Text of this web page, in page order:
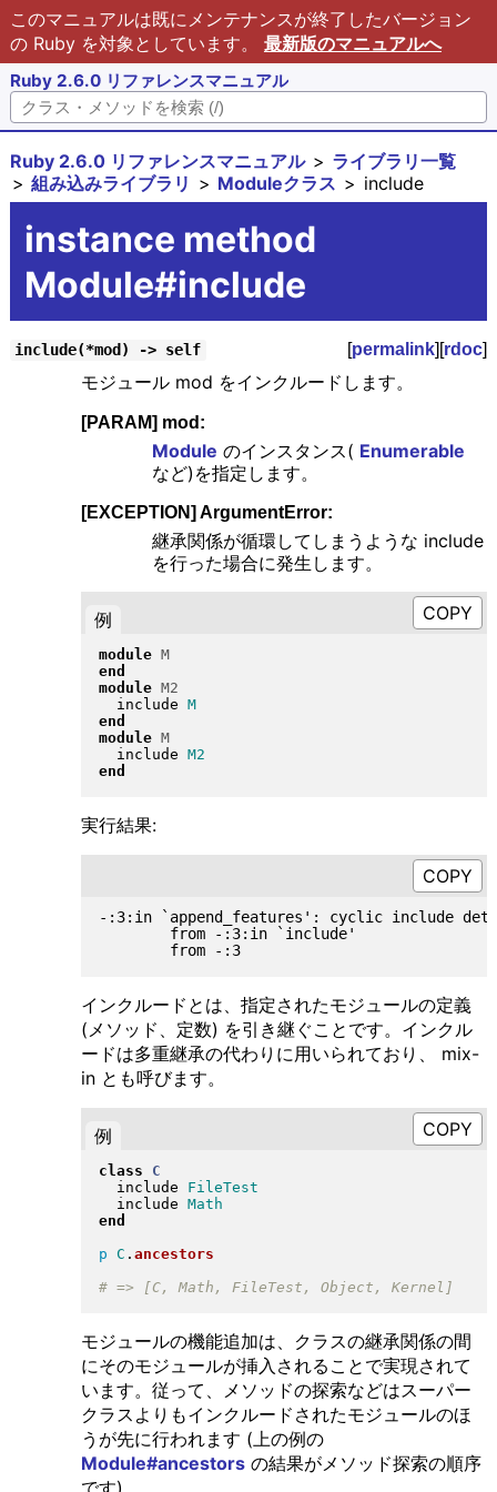
このマニュアルは既にメンテナンスが終了したバージョン
の Ruby を対象としています。 最新版のマニュアルへ
Ruby 2.6.0 リファレンスマニュアル
Ruby 2.6.0 リファレンスマニュアル
ライブラリ一覧
組み込みライブラリ
Moduleクラス include
instance method
Module#include
include(*mod) -> self [permalink][rdoc]
モジュール mod をインクルードします。
[PARAM] mod:
Module のインスタンス( Enumerable
など)を指定します。
[EXCEPTION] ArgumentError:
継承関係が循環してしまうような include
を行った場合に発生します。
例
module M
end
module M2
  include
M
end
module M
  include
M2
end
実行結果:
-:3:in `append_features': cyclic include
        from -:3:in `include'
        from -:3
インクルードとは、指定されたモジュールの定義
(メソッド、定数) を引き継ぐことです。インクル
ードは多重継承の代わりに用いられており、 mix-
in とも呼びます。
例
class
C
  include
FileTest
  include
Math
end
p C . ancestors
モジュールの機能追加は、クラスの継承関係の間
にそのモジュールが挿入されることで実現されて
います。従って、メソッドの探索などはスーパー
クラスよりもインクルードされたモジュールのほ
うが先に行われます (上の例の
Module#ancestorsの結果がメソッド探索の順序